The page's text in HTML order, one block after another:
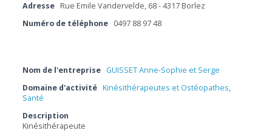
Adresse Rue Emile Vandervelde, 68 - 4317 Borlez
Numéro de téléphone 0497 88 97 48
Nom de l'entreprise GUISSET Anne-Sophie et Serge
Domaine d'activité Kinésithérapeutes et Ostéopathes,
Santé
Description
Kinésithérapeute